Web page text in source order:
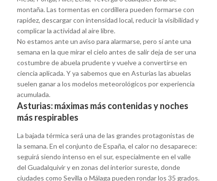
montaña. Las tormentas en cordillera pueden formarse con
rapidez, descargar con intensidad local, reducir la visibilidad y
complicar la actividad al aire libre.
No estamos ante un aviso para alarmarse, pero sí ante una
semana en la que mirar el cielo antes de salir deja de ser una
costumbre de abuela prudente y vuelve a convertirse en
ciencia aplicada. Y ya sabemos que en Asturias las abuelas
suelen ganar a los modelos meteorológicos por experiencia
acumulada.
Asturias: máximas más contenidas y noches
más respirables
La bajada térmica será una de las grandes protagonistas de
la semana. En el conjunto de España, el calor no desaparece:
seguirá siendo intenso en el sur, especialmente en el valle
del Guadalquivir y en zonas del interior sureste, donde
ciudades como Sevilla o Málaga pueden rondar los 35 grados.